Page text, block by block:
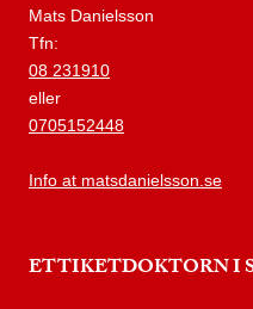
Mats Danielsson
Tfn:
08 231910
eller
0705152448
Info at matsdanielsson.se
ETTIKETDOKTORN I